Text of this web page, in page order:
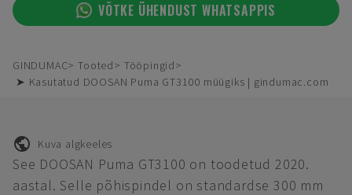
VÕTKE ÜHENDUST WHATSAPPIS
GINDUMAC Tooted
Tööpingid
➤ Kasutatud DOOSAN Puma GT3100 müügiks | gindumac.com
Kuva algkeeles
See DOOSAN Puma GT3100 on toodetud 2020.
aastal. Selle põhispindel on standardse 300 mm